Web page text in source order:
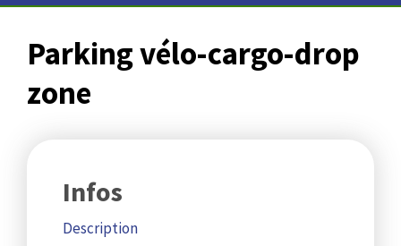
Parking vélo-cargo-drop
zone
Infos
Description